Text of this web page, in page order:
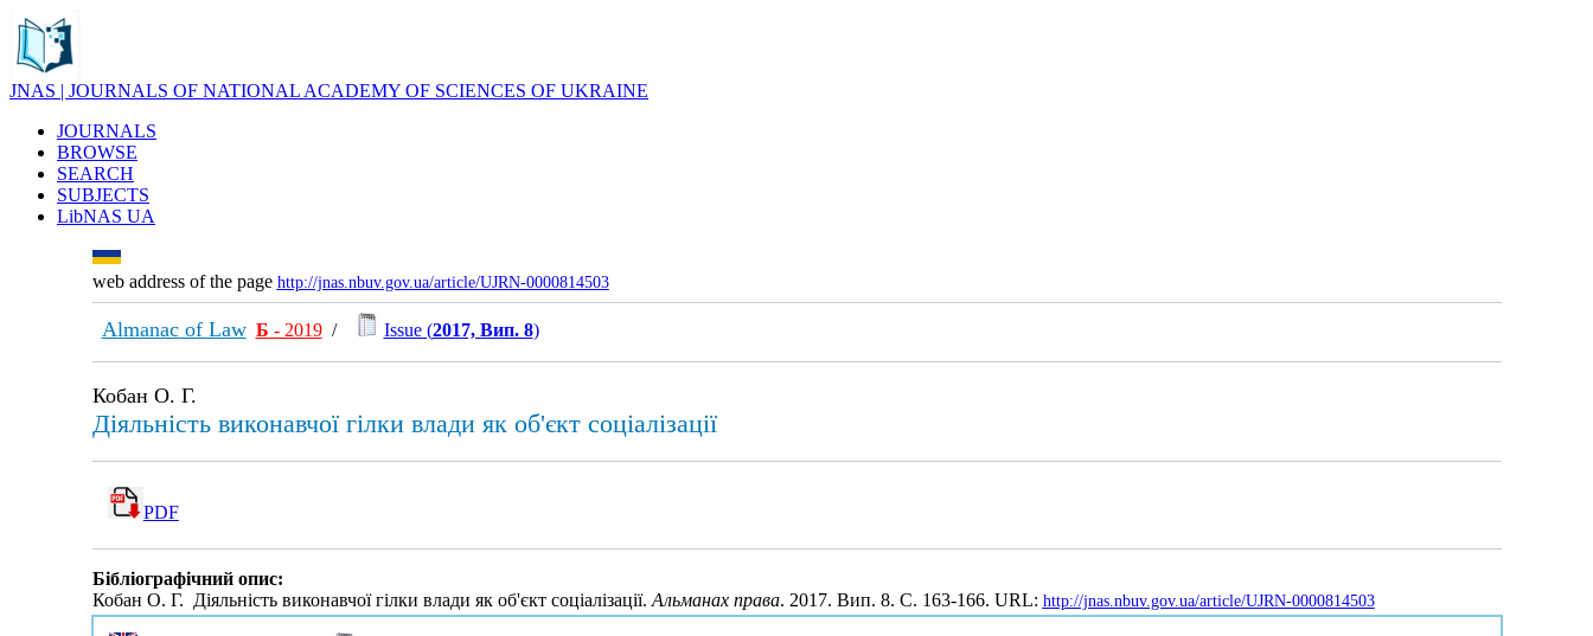
JNAS | JOURNALS OF NATIONAL ACADEMY OF SCIENCES OF UKRAINE
JOURNALS
BROWSE
SEARCH
SUBJECTS
LibNAS UA
web address of the page http://jnas.nbuv.gov.ua/article/UJRN-0000814503
Almanac of Law Б - 2019/ Issue (2017, Вип. 8)
Кобан О. Г.
Діяльність виконавчої гілки влади як об'єкт соціалізації
PDF
Бібліографічний опис:
Кобан О. Г. Діяльність виконавчої гілки влади як об'єкт соціалізації.Альманах права. 2017. Вип. 8. С. 163-166. URL: http://jnas.nbuv.gov.ua/article/UJRN-0000814503